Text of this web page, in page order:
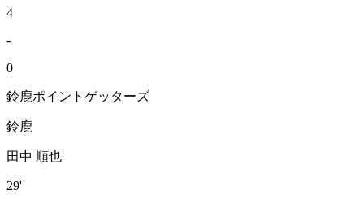
4
-
0
鈴鹿ポイントゲッターズ
鈴鹿
田中 順也
29'